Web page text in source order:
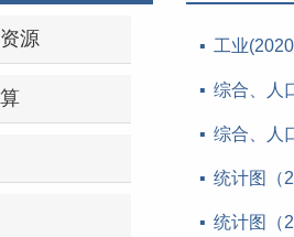
源 工业
综合、人
综合、人
统计图（
统计图（